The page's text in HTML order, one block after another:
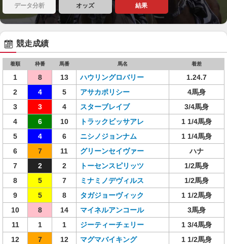
データ分析 オッズ 結果
競走成績
着順 枠番 馬番 馬名 着差
1 8 13 ハウリングロバリー
1.24.7
2
4 5 アサカポリシー
4馬身
3
3 4 スターブレイブ
3/4馬身
4
6 10 トラックビッサアレ
1 1/4馬身
5
4 6 ニシノジョンナム
1 1/4馬身
6
7 11 グリーンセイヴァー
ハナ
7
2 2 トーセンスピリッツ
1/2馬身
8
5 7 ミナミノデヴィルス
1/2馬身
9
5 8 タガジョーヴィック
1 1/2馬身
10
8 14 マイネルアンコール
3馬身
11
1 1 ジーティーチェリー
1 3/4馬身
12
7 12 マグマバイキング
1 1/2馬身